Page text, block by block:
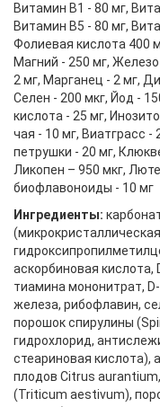
Витамин В1 - 80 мг,
Витамин В5 - 80 мг,
Фолиевая кислота 400
Магний - 250 мг,
2 мг, Марганец - 2 мг,
Селен - 200 мкг, Йод -
кислота - 25 мг,
чая - 10 мг, Виатграсс -
петрушки - 20 мг,
Ликопен – 950 мкг,
биофлавоноиды - 10 мг
Ингредиенты:
аскорбиновая
тиамина мононитрат,
железа, рибофлавин,
порошок спирулины
гидрохлорид,
стеариновая кислота),
плодов Citrus
(Triticum aestivum),